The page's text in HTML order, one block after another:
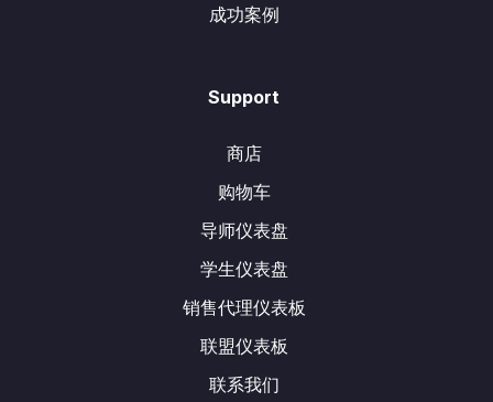
成功案例
Support
商店
购物车
导师仪表盘
学生仪表盘
销售代理仪表板
联盟仪表板
联系我们